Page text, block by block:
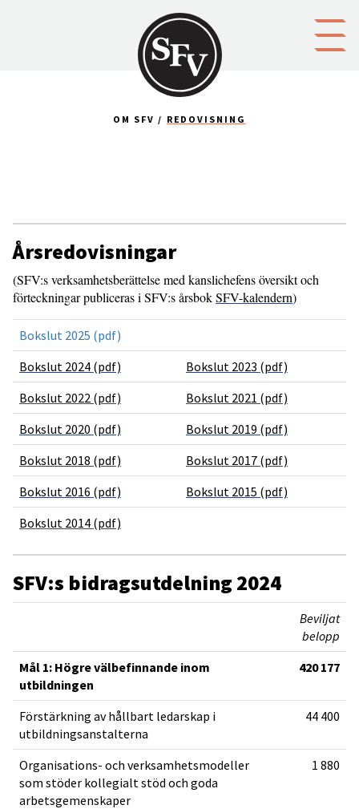
OM SFV REDOVISNING
Årsredovisningar
(SFV:s verksamhetsberättelse med kanslichefens översikt och
förteckningar publiceras i SFV:s årsbokSFV-kalendern)
Bokslut 2025 (pdf)
Bokslut 2024 (pdf)
Bokslut 2023 (pdf)
Bokslut 2022 (pdf)
Bokslut 2021 (pdf)
Bokslut 2020 (pdf)
Bokslut 2019 (pdf)
Bokslut 2018 (pdf)
Bokslut 2017 (pdf)
Bokslut 2016 (pdf)
Bokslut 2015 (pdf)
Bokslut 2014 (pdf)
SFV:s bidragsutdelning 2024
Beviljat
belopp
Mål 1: Högre välbefinnande inom
utbildningen
420 177
Förstärkning av hållbart ledarskap i
utbildningsanstalterna
44 400
Organisations- och verksamhetsmodeller
som stöder kollegialt stöd och goda
arbetsgemenskaper
1 880